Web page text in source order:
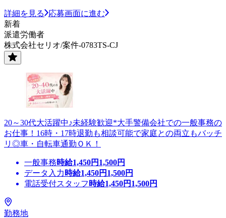
詳細を見る
応募画面に進む
新着
派遣労働者
株式会社セリオ/案件-0783TS-CJ
20～30代大活躍中♪未経験歓迎*大手警備会社での一般事務の
お仕事！16時・17時退勤も相談可能で家庭との両立もバッチ
リ◎車・自転車通勤ＯＫ！
一般事務時給1,450円 1,500円
データ入力 時給1,450円 1,500円
電話受付スタッフ 時給1,450円 1,500円
勤務地